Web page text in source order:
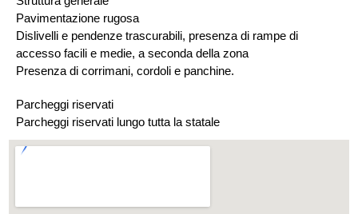
Pavimentazione rugosa
Dislivelli e pendenze trascurabili, presenza di rampe di
accesso facili e medie, a seconda della zona
Presenza di corrimani, cordoli e panchine.
Parcheggi riservati
Parcheggi riservati lungo tutta la statale